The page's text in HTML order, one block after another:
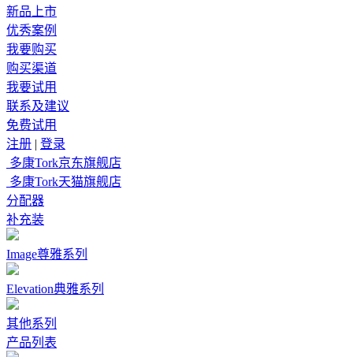
新品上市
优秀案例
我要购买
购买渠道
我要试用
联系及建议
免费试用
注册 | 登录
多康Tork京东旗舰店
多康Tork天猫旗舰店
分配器
补充装
Image尊雅系列
Elevation典雅系列
其他系列
产品列表